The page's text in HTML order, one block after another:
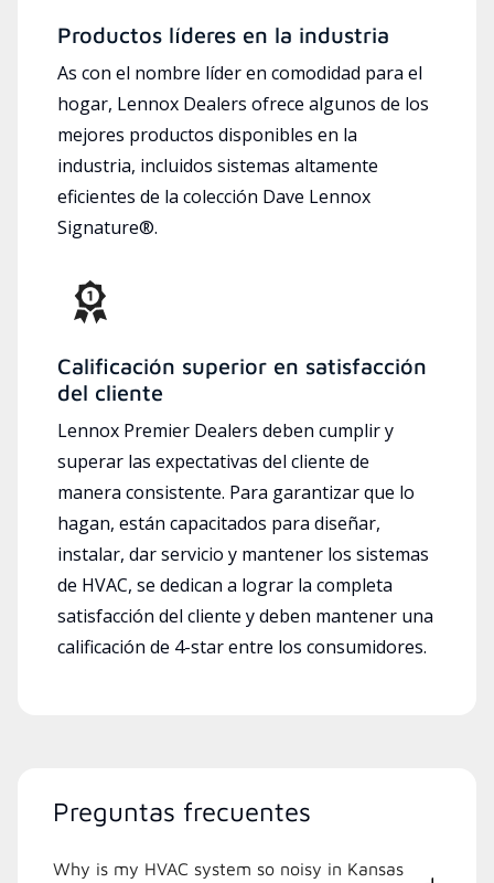
Productos líderes en la industria
As con el nombre líder en comodidad para el
hogar, Lennox Dealers ofrece algunos de los
mejores productos disponibles en la
industria, incluidos sistemas altamente
eficientes de la colección Dave Lennox
Signature®.
Calificación superior en satisfacción
del cliente
Lennox Premier Dealers deben cumplir y
superar las expectativas del cliente de
manera consistente. Para garantizar que lo
hagan, están capacitados para diseñar,
instalar, dar servicio y mantener los sistemas
de HVAC, se dedican a lograr la completa
satisfacción del cliente y deben mantener una
calificación de 4-star entre los consumidores.
Preguntas frecuentes
Why is my HVAC system so noisy in Kansas